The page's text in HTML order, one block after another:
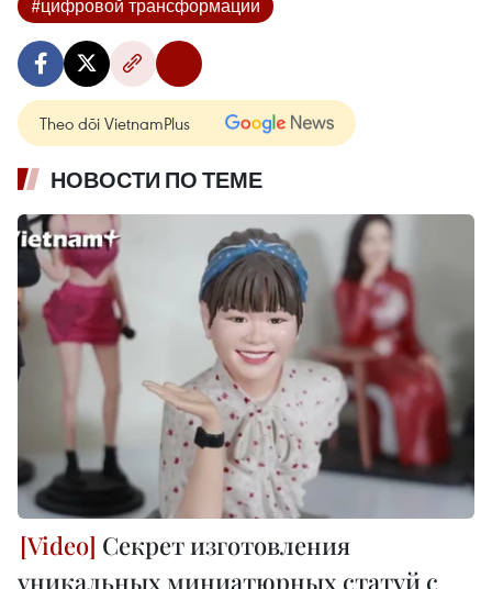
#цифровой трансформации
Theo dõi VietnamPlus
НОВОСТИ ПО ТЕМЕ
Секрет изготовления
уникальных миниатюрных статуй с